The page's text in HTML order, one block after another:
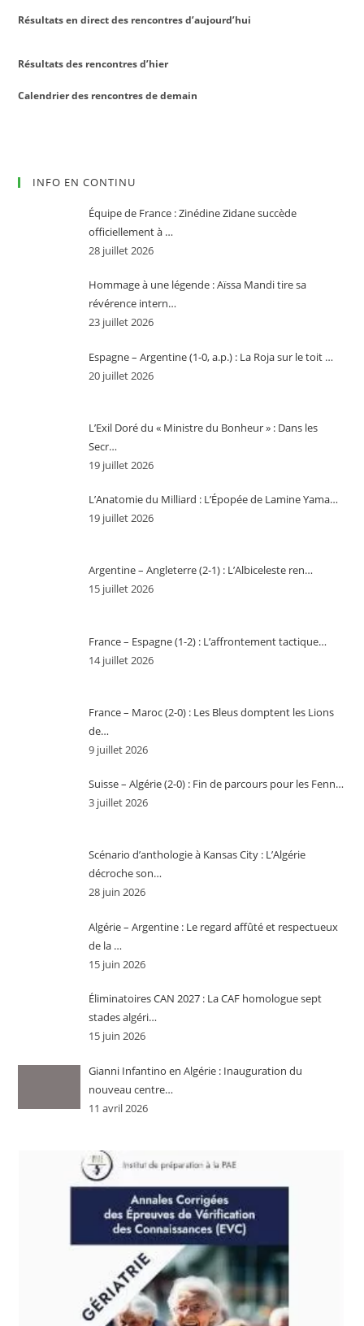
Résultats en direct des rencontres d’aujourd’hui
Résultats des rencontres d’hier
Calendrier des rencontres de demain
INFO EN CONTINU
Équipe de France : Zinédine Zidane succède
officiellement à …
28 juillet 2026
Hommage à une légende : Aïssa Mandi tire sa
révérence intern…
23 juillet 2026
Espagne – Argentine (1-0, a.p.) : La Roja sur le toit …
20 juillet 2026
L’Exil Doré du « Ministre du Bonheur » : Dans les
Secr…
19 juillet 2026
L’Anatomie du Milliard : L’Épopée de Lamine Yama…
19 juillet 2026
Argentine – Angleterre (2-1) : L’Albiceleste ren…
15 juillet 2026
France – Espagne (1-2) : L’affrontement tactique…
14 juillet 2026
France – Maroc (2-0) : Les Bleus domptent les Lions
de…
9 juillet 2026
Suisse – Algérie (2-0) : Fin de parcours pour les Fenn…
3 juillet 2026
Scénario d’anthologie à Kansas City : L’Algérie
décroche son…
28 juin 2026
Algérie – Argentine : Le regard affûté et respectueux
de la …
15 juin 2026
Éliminatoires CAN 2027 : La CAF homologue sept
stades algéri…
15 juin 2026
Gianni Infantino en Algérie : Inauguration du
nouveau centre…
11 avril 2026